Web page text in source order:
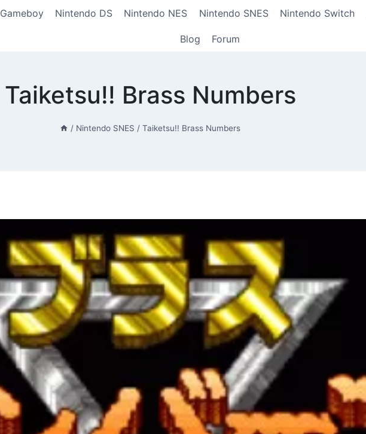
Gameboy Nintendo DS Nintendo NES Nintendo SNES Nintendo Switch
Blog Forum
Taiketsu!! Brass Numbers
/ Nintendo SNES / Taiketsu!! Brass Numbers